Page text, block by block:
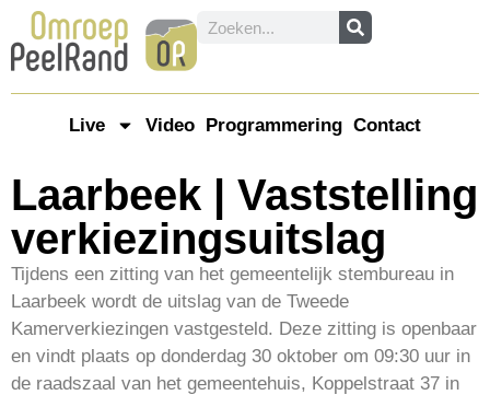
Live Video Programmering Contact
Laarbeek | Vaststelling
verkiezingsuitslag
Tijdens een zitting van het gemeentelijk stembureau in
Laarbeek wordt de uitslag van de Tweede
Kamerverkiezingen vastgesteld. Deze zitting is openbaar
en vindt plaats op donderdag 30 oktober om 09:30 uur in
de raadszaal van het gemeentehuis, Koppelstraat 37 in